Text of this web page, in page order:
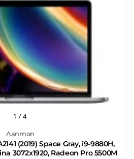
Лаптоп
(2019) Space Gray, i9-9880H,
3072x1920, Radeon Pro 5500M
1 / 4